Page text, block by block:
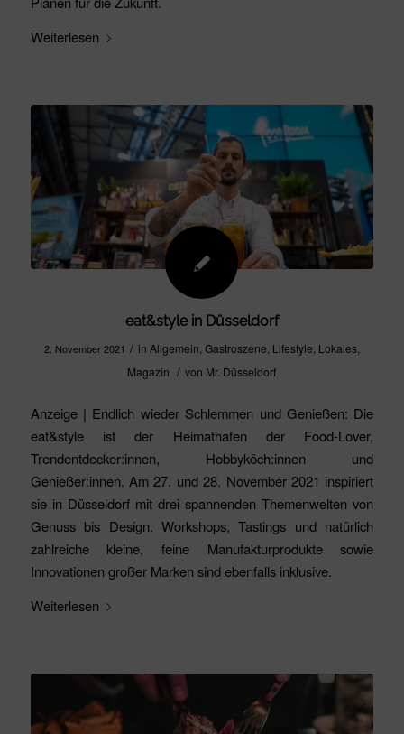
Weiterlesen
eat&style in Düsseldorf
2. November 2021 / in Allgemein Gastroszene Lifestyle Lokales,
Magazin / von Mr. Düsseldorf
Anzeige | Endlich wieder Schlemmen und Genießen: Die
eat&style ist der Heimathafen der Food-Lover,
Trendentdecker:innen, Hobbyköch:innen und
Genießer:innen. Am 27. und 28. November 2021 inspiriert
sie in Düsseldorf mit drei spannenden Themenwelten von
Genuss bis Design. Workshops, Tastings und natürlich
zahlreiche kleine, feine Manufakturprodukte sowie
Innovationen großer Marken sind ebenfalls inklusive.
Weiterlesen